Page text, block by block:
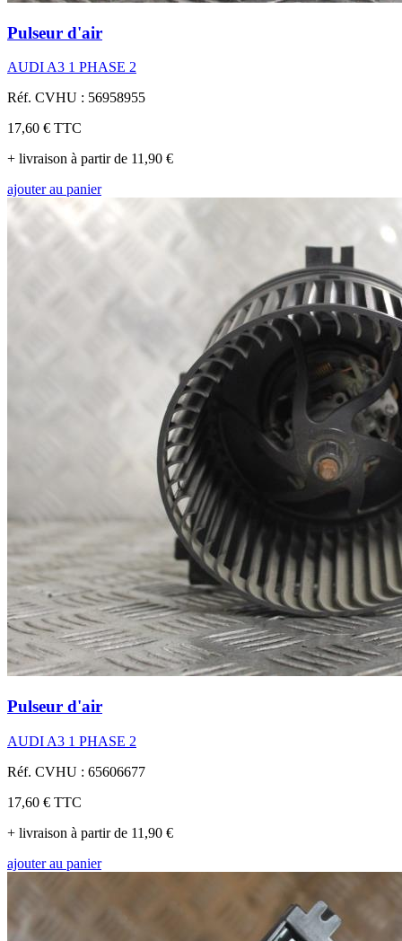
Pulseur d'air
AUDI A3 1 PHASE 2
Réf. CVHU : 56958955
17,60 € TTC
+ livraison à partir de 11,90 €
ajouter au panier
Pulseur d'air
AUDI A3 1 PHASE 2
Réf. CVHU : 65606677
17,60 € TTC
+ livraison à partir de 11,90 €
ajouter au panier